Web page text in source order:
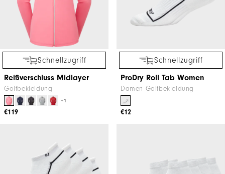
Schnellzugriff
Reißverschluss Midlayer
Golfbekleidung
+1
€119
Schnellzugriff
ProDry Roll Tab Women
Damen Golfbekleidung
€12